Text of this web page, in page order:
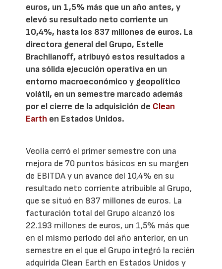
euros, un 1,5% más que un año antes, y
elevó su resultado neto corriente un
10,4%, hasta los 837 millones de euros. La
directora general del Grupo, Estelle
Brachlianoff, atribuyó estos resultados a
una sólida ejecución operativa en un
entorno macroeconómico y geopolítico
volátil, en un semestre marcado además
por el cierre de la adquisición de Clean
Earth en Estados Unidos.
Veolia cerró el primer semestre con una
mejora de 70 puntos básicos en su margen
de EBITDA y un avance del 10,4% en su
resultado neto corriente atribuible al Grupo,
que se situó en 837 millones de euros. La
facturación total del Grupo alcanzó los
22.193 millones de euros, un 1,5% más que
en el mismo periodo del año anterior, en un
semestre en el que el Grupo integró la recién
adquirida Clean Earth en Estados Unidos y